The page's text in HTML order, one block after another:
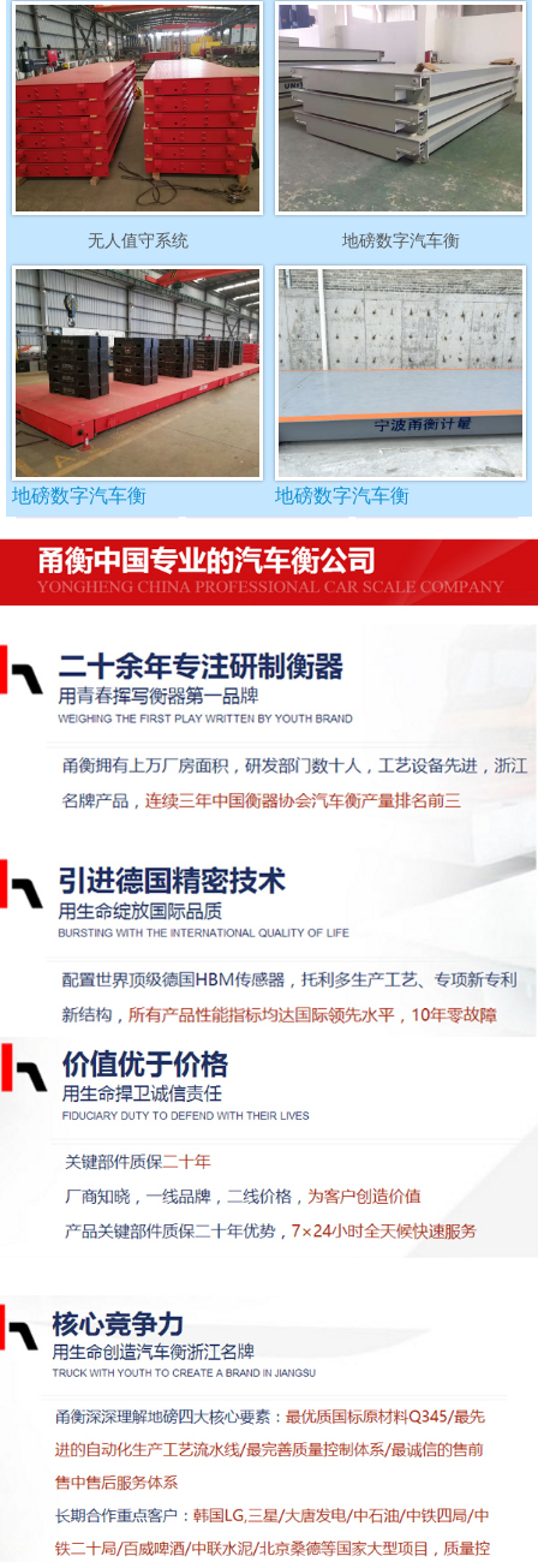
无人值守系统 地磅数字汽车衡
地磅数字汽车衡 地磅数字汽车衡